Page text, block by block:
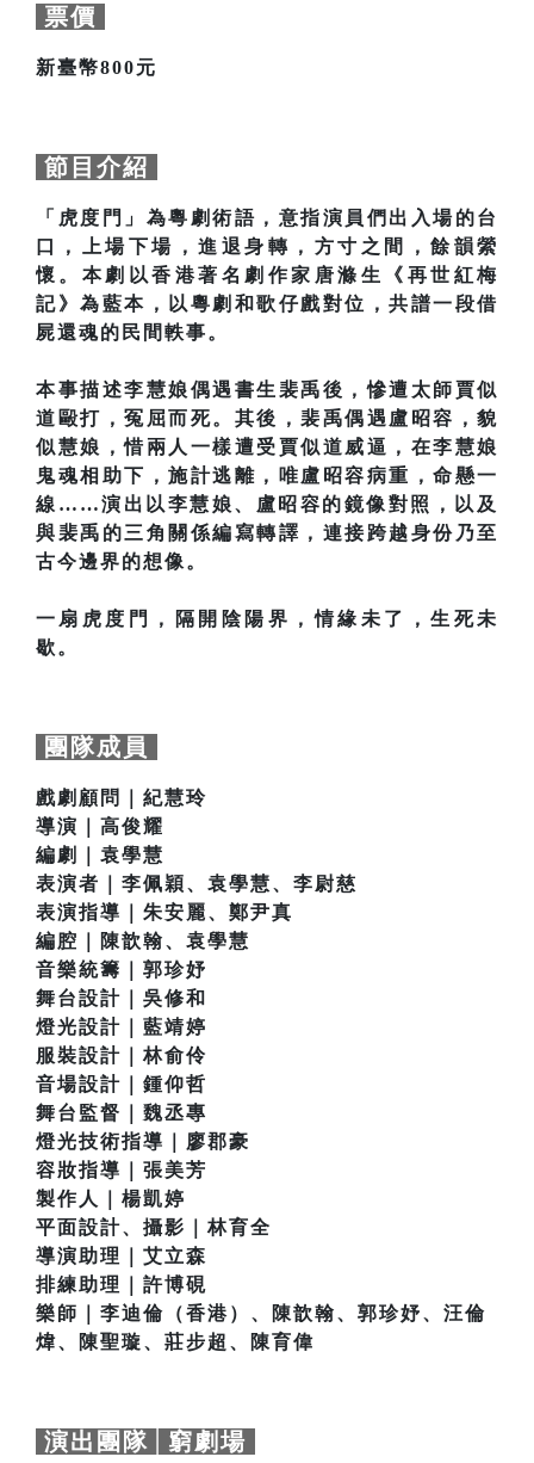
票價
新臺幣800元
節目介紹
「虎度門」為粵劇術語，意指演員們出入場的台
口，上場下場，進退身轉，方寸之間，餘韻縈
懷。本劇以香港著名劇作家唐滌生《再世紅梅
記》為藍本，以粵劇和歌仔戲對位，共譜一段借
屍還魂的民間軼事。
本事描述李慧娘偶遇書生裴禹後，慘遭太師賈似
道毆打，冤屈而死。其後，裴禹偶遇盧昭容，貌
似慧娘，惜兩人一樣遭受賈似道威逼，在李慧娘
鬼魂相助下，施計逃離，唯盧昭容病重，命懸一
線……演出以李慧娘、盧昭容的鏡像對照，以及
與裴禹的三角關係編寫轉譯，連接跨越身份乃至
古今邊界的想像。
一扇虎度門，隔開陰陽界，情緣未了，生死未
歇。
團隊成員
戲劇顧問｜紀慧玲
導演｜高俊耀
編劇｜袁學慧
表演者｜李佩穎、袁學慧、李尉慈
表演指導｜朱安麗、鄭尹真
編腔｜陳歆翰、袁學慧
音樂統籌｜郭珍妤
舞台設計｜吳修和
燈光設計｜藍靖婷
服裝設計｜林俞伶
音場設計｜鍾仰哲
舞台監督｜魏丞專
燈光技術指導｜廖郡豪
容妝指導｜張美芳
製作人｜楊凱婷
平面設計、攝影｜林育全
導演助理｜艾立森
排練助理｜許博硯
樂師｜李迪倫（香港）、陳歆翰、郭珍妤、汪倫
煒、陳聖璇、莊步超、陳育偉
演出團隊│窮劇場